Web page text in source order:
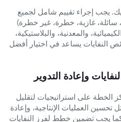
يجب إجراء تقييم شامل لجميع
سائلة، غازية، خطرة، غير خطرة)
والمعدنية، والبلاستيكية،
النفايات يساعد في اختيار أفضل
وإعادة التدوير
الخطة على استراتيجيات لتقليل
تحسين العمليات الإنتاجية، وإعادة
كما يجب تضمين خطط لفرز النفايات